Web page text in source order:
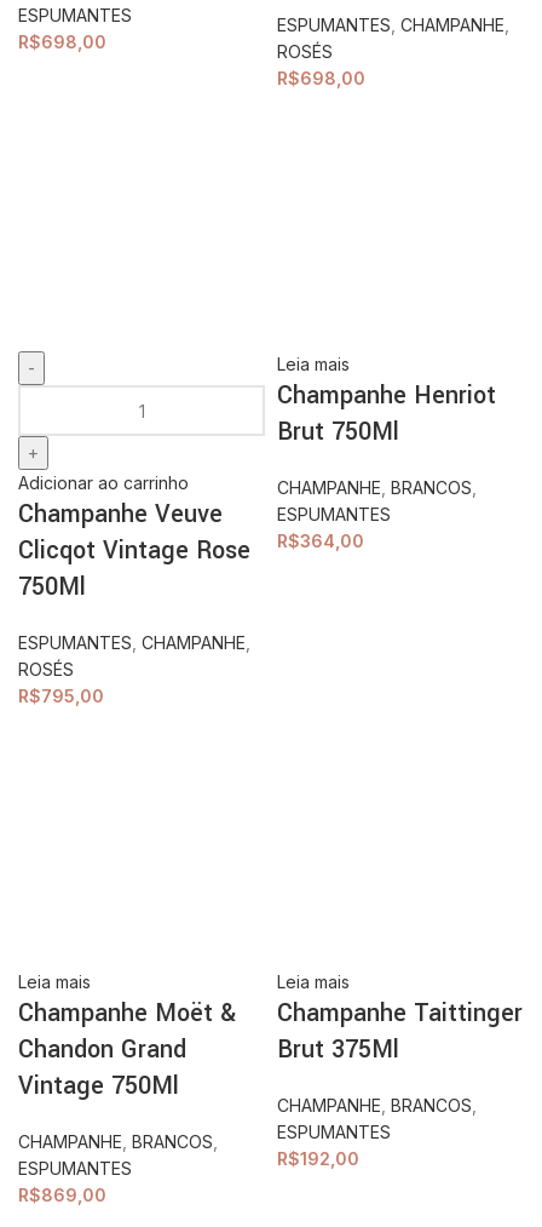
ESPUMANTES
R$698,00
ESPUMANTES CHAMPANHE
ROSÉS
R$698,00
Adicionar ao carrinho
Champanhe Veuve
Clicqot Vintage Rose
750Ml
ESPUMANTES CHAMPANHE
ROSÉS
R$795,00
Leia mais
Champanhe Henriot
Brut 750Ml
CHAMPANHE BRANCOS
ESPUMANTES
R$364,00
Leia mais
Champanhe Moët &
Chandon Grand
Vintage 750Ml
CHAMPANHE BRANCOS
ESPUMANTES
R$869,00
Leia mais
Champanhe Taittinger
Brut 375Ml
CHAMPANHE BRANCOS
ESPUMANTES
R$192,00